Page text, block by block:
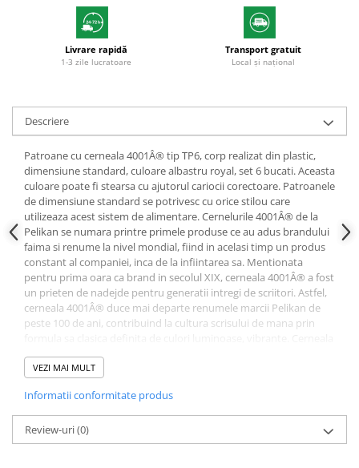
Produse din hartie
Cuburi din hartie
Caiete pentru birou
Etichete adezive
Plicuri
Role pentru case de marcat
Tipizate
Notesuri adezive
Blocnotes-uri
Organizare si arhivare
Bibliorafturi
Caiete mecanice
Alonje
Indecsi
Separatoare
Dosare din carton
Dosare din plastic
Folii si mape de protectie
Livrare rapidă
1-3 zile lucratoare
Transport gratuit
Local și național
Descriere
Patroane cu cerneala 4001Â® tip TP6, corp realizat din plastic,
dimensiune standard, culoare albastru royal, set 6 bucati. Aceasta
culoare poate fi stearsa cu ajutorul cariocii corectoare. Patroanele
de dimensiune standard se potrivesc cu orice stilou care
utilizeaza acest sistem de alimentare. Cernelurile 4001Â® de la
Pelikan se numara printre primele produse ce au adus brandului
faima si renume la nivel mondial, fiind in acelasi timp un produs
constant al companiei, inca de la infiintarea sa. Mentionata
pentru prima oara ca brand in secolul XIX, cerneala 4001Â® a fost
un prieten de nadejde pentru generatii intregi de scriitori. Astfel,
cerneala 4001Â® duce mai departe renumele marcii Pelikan de
peste 100 de ani, contribuind la cultura scrisului de mana prin
4001Â® este disponibila in calimara de 30ml sau 62,5ml, dar si
sub forma de patroane standard (TP/6) sau patroane mari. Sfatul
din calimara!
VEZI MAI MULT
Informatii conformitate produs
Review-uri(0)